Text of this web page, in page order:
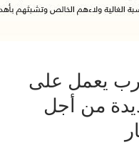
يعمل على
من أجل